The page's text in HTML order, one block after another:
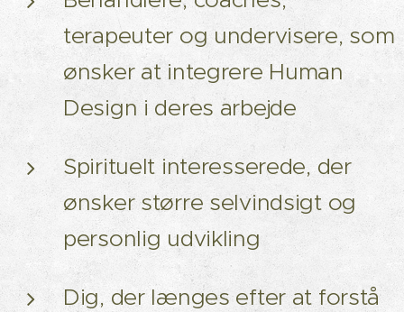
terapeuter og undervisere, som
ønsker at integrere Human
Design i deres arbejde
Spirituelt interesserede, der
ønsker større selvindsigt og
personlig udvikling
Dig, der længes efter at forstå